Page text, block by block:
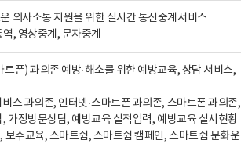
의사소통 지원을 위한 실시간 통신중계서비스
, 영상중계, 문자중계
폰) 과의존 예방·해소를 위한 예방교육, 상담 서비스,
스 과의존, 인터넷·스마트폰 과의존, 스마트폰 과의존,
가정방문상담, 예방교육 실적입력, 예방교육 실시현황
수교육, 스마트쉼, 스마트쉼 캠페인, 스마트쉼 문화운